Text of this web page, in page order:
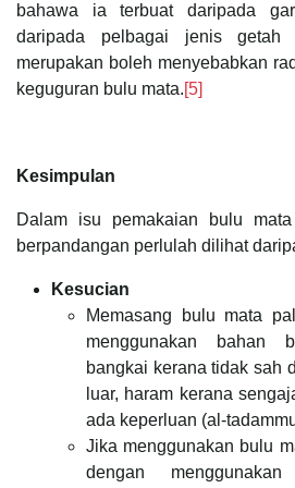
bahawa ia terbuat daripada
daripada pelbagai jenis getah
merupakan boleh menyebabkan
keguguran bulu mata.[5]
Kesimpulan
Dalam isu pemakaian bulu
berpandangan perlulah dilihat
Kesucian
Memasang bulu mata
menggunakan bahan
bangkai kerana tidak sah
luar, haram kerana
ada keperluan (al-
Jika menggunakan bulu
dengan